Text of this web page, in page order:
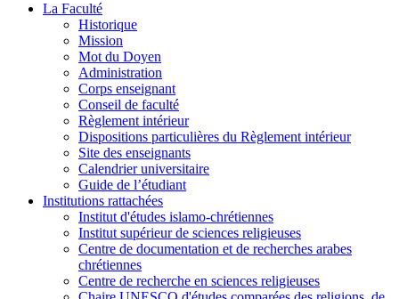
La Faculté
Historique
Mission
Mot du Doyen
Administration
Corps enseignant
Conseil de faculté
Règlement intérieur
Dispositions particulières du Règlement intérieur
Site des enseignants
Calendrier universitaire
Guide de l’étudiant
Institutions rattachées
Institut d'études islamo-chrétiennes
Institut supérieur de sciences religieuses
Centre de documentation et de recherches arabes
chrétiennes
Centre de recherche en sciences religieuses